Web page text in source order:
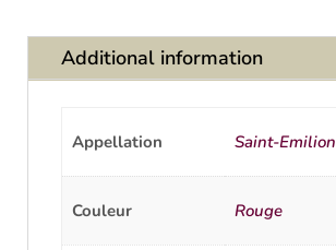
Additional information
Appellation Saint-Emilion
Couleur Rouge